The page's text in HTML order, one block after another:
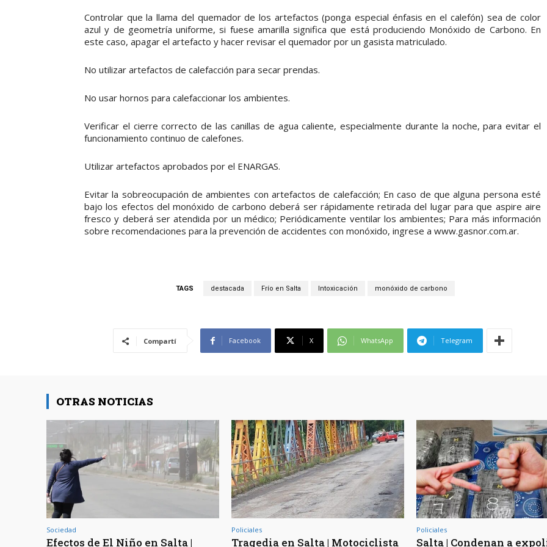
Controlar que la llama del quemador de los artefactos (ponga especial énfasis en el calefón) sea de color
azul y de geometría uniforme, si fuese amarilla significa que está produciendo Monóxido de Carbono. En
este caso, apagar el artefacto y hacer revisar el quemador por un gasista matriculado.
No utilizar artefactos de calefacción para secar prendas.
No usar hornos para calefaccionar los ambientes.
Verificar el cierre correcto de las canillas de agua caliente, especialmente durante la noche, para evitar el
funcionamiento continuo de calefones.
Utilizar artefactos aprobados por el ENARGAS.
Evitar la sobreocupación de ambientes con artefactos de calefacción; En caso de que alguna persona esté
bajo los efectos del monóxido de carbono deberá ser rápidamente retirada del lugar para que aspire aire
fresco y deberá ser atendida por un médico; Periódicamente ventilar los ambientes; Para más información
sobre recomendaciones para la prevención de accidentes con monóxido, ingrese a www.gasnor.com.ar.
TAGS destacada Frío en Salta Intoxicación monóxido de carbono
Compartí Facebook X WhatsApp Telegram
OTRAS NOTICIAS
Sociedad
Efectos de El Niño en Salta |
Policiales
Tragedia en Salta | Motociclista
Policiales
Salta | Condenan a